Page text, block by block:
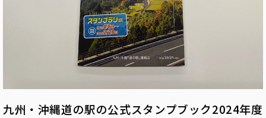
九州・沖縄道の駅の公式スタンプブック2024年度